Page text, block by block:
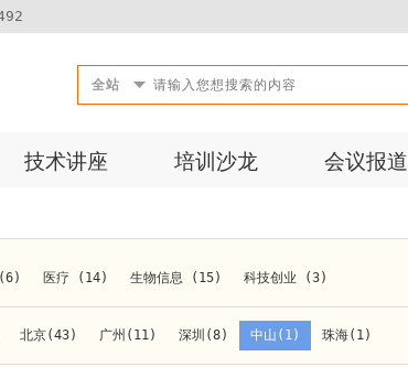
全站
技术讲座 培训沙龙 会议报道
医疗 (14) 生物信息 (15) 科技创业 (3)
第三方检测 (11)
北京(43) 广州(11) 深圳(8) 中山(1) 珠海(1)